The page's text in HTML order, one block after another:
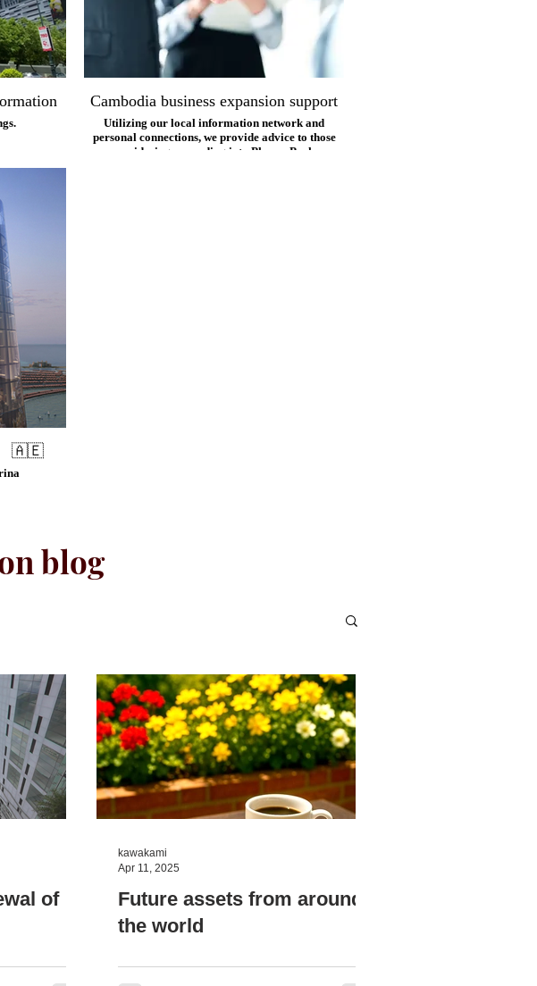
Cambodia business expansion support
Utilizing our local information network and
personal connections, we provide advice to those
considering expanding into Phnom Penh.
🇦🇪
blog
of
Future assets from around
the world
kawakami
Apr 11, 2025